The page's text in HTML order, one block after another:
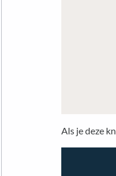
Als je deze